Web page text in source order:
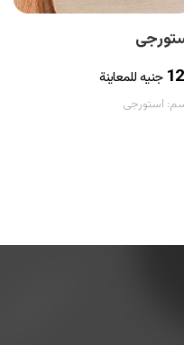
جنيه للمعاينة
استورجى